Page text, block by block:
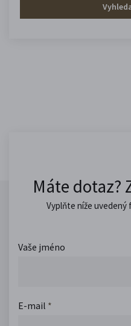
Máte dotaz?
Vyplňte níže uvedený
Vaše jméno
E-mail *